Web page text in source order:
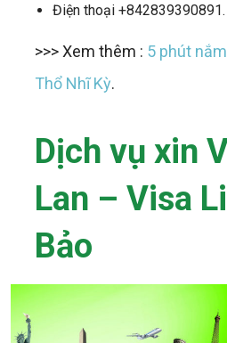
Điện thoại +842839390891.
>>> Xem thêm : 5 phút
Thổ Nhĩ Kỳ.
Dịch vụ xin
Lan – Visa
Bảo